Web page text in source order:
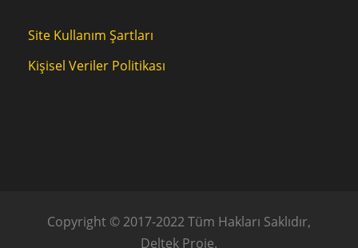
Site Kullanım Şartları
Kişisel Veriler Politikası
Copyright © 2017-2022 Tüm Hakları Saklıdır,
Deltek Proje.